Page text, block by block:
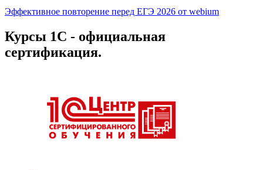
Эффективное повторение перед ЕГЭ 2026 от webium
Курсы 1С - официальная
сертификация.